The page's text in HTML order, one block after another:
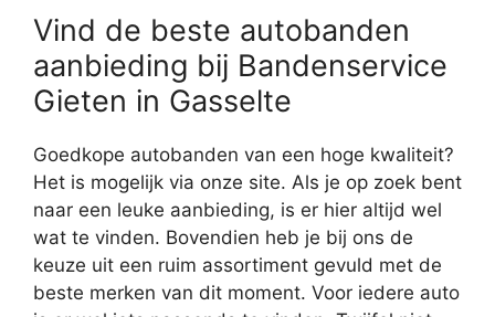
Vind de beste autobanden
aanbieding bij Bandenservice
Gieten in Gasselte
Goedkope autobanden van een hoge kwaliteit?
Het is mogelijk via onze site. Als je op zoek bent
naar een leuke aanbieding, is er hier altijd wel
wat te vinden. Bovendien heb je bij ons de
keuze uit een ruim assortiment gevuld met de
beste merken van dit moment. Voor iedere auto